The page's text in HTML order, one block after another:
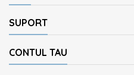
SUPORT
CONTUL TAU